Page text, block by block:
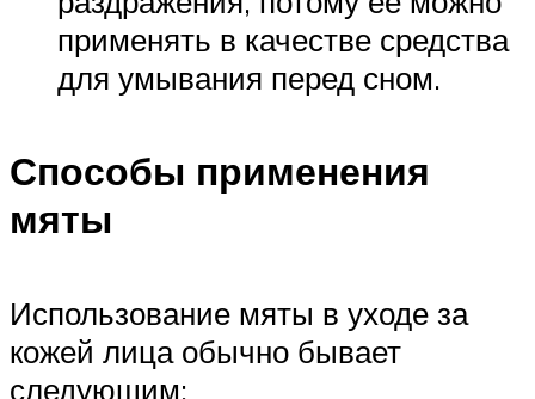
применять в качестве средства
для умывания перед сном.
Способы применения
мяты
Использование мяты в уходе за
кожей лица обычно бывает
следующим: